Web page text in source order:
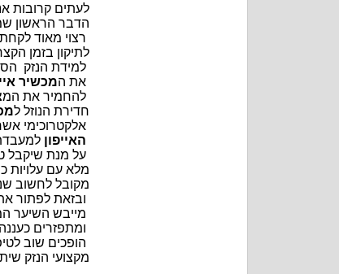
לעתים קרובות
הדבר הראשון
רצוי מאוד לקחת
לתיקון בזמן
למידת הנזק
את המכשיר
להחמיר את
חדירת הנוזל ל
אלקטרוכימי
האייפון
על מנת שיקבל
מלא עם עלויות
מקובל לחשוב
ובזאת לפתור
מייבש השיער
ומתפזרים
הופכים שוב
מקצועי הנזק